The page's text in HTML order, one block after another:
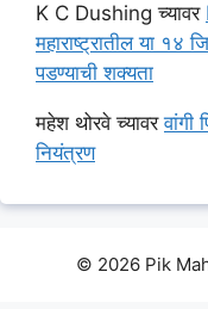
K C Dushing च्यावर
महाराष्ट्रातील या १४
पडण्याची शक्यता
महेश थोरवेच्यावरवांगी
नियंत्रण
© 2026 Pik